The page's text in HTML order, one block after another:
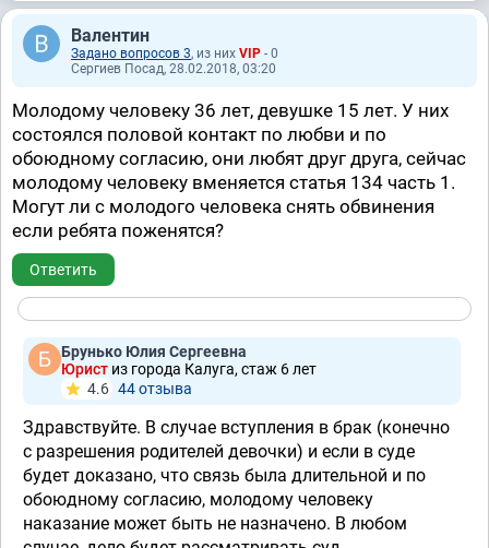
Валентин
Задано вопросов 3, из них VIP - 0
Сергиев Посад, 28.02.2018, 03:20
Молодому человеку 36 лет, девушке 15 лет. У них
состоялся половой контакт по любви и по
обоюдному согласию, они любят друг друга, сейчас
молодому человеку вменяется статья 134 часть 1.
Могут ли с молодого человека снять обвинения
если ребята поженятся?
Ответить
Брунько Юлия Сергеевна
Юрист из города Калуга, стаж 6 лет
4.6 44 отзывa
Здравствуйте. В случае вступления в брак (конечно
с разрешения родителей девочки) и если в суде
будет доказано, что связь была длительной и по
обоюдному согласию, молодому человеку
наказание может быть не назначено. В любом